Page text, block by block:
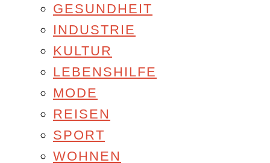
GESUNDHEIT
INDUSTRIE
KULTUR
LEBENSHILFE
MODE
REISEN
SPORT
WOHNEN